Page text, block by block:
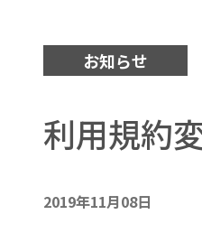
お知らせ
利用規約
2019年11月08日